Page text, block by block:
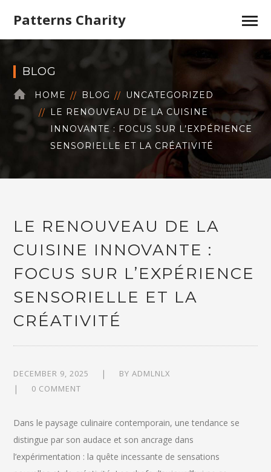
Patterns Charity
BLOG
HOME BLOG
UNCATEGORIZED
LE RENOUVEAU DE LA CUISINE
INNOVANTE : FOCUS SUR L’EXPÉRIENCE
SENSORIELLE ET LA CRÉATIVITÉ
LE RENOUVEAU DE LA
CUISINE INNOVANTE :
FOCUS SUR L’EXPÉRIENCE
SENSORIELLE ET LA
CRÉATIVITÉ
DECEMBER 9, 2025 BYADMLNLX
0 COMMENT
Dans le paysage culinaire contemporain, une tendance se
distingue par son audace et son ancrage dans
l’expérimentation : la quête incessante de sensations